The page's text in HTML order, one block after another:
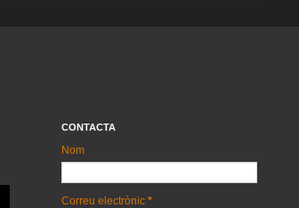
CONTACTA
Nom
Correu electrònic *